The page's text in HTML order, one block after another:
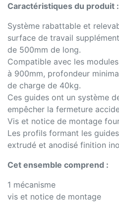
Caractéristiques du produit :
Système rabattable et
surface de travail
de 500mm de long.
Compatible avec les
à 900mm, profondeur
de charge de 40kg.
Ces guides ont un système
empêcher la fermeture
Vis et notice de montage
Les profils formant les
extrudé et anodisé finition
Cet ensemble comprend :
1 mécanisme
vis et notice de montage